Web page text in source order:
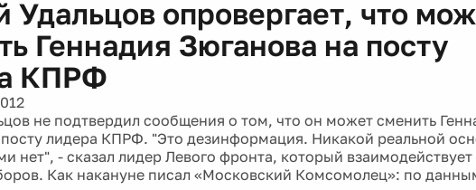
Удальцов опровергает, что
Геннадия Зюганова на посту
КПРФ
не подтвердил сообщения о том, что он может сменить
лидера КПРФ. "Это дезинформация. Никакой реальной
нет", - сказал лидер Левого фронта, который
Как накануне писал «Московский Комсомолец»: по